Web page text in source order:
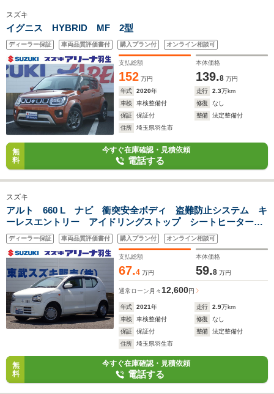
スズキ
イグニス HYBRID MF 2型
ディーラー保証 車両品質評価書付 購入プラン付 オンライン相談可
支払総額
152 万円
本体価格
139.8 万円
年式
2020年 走行 2.3万km
車検
車検整備付 修復
なし
保証
保証付 整備
法定整備付
住所
埼玉県羽生市
無
料
今すぐ在庫確認・見積依頼
電話する
スズキ
アルト 660 L ナビ 衝突安全ボディ 盗難防止システム キ
ーレスエントリー アイドリングストップ シートヒーター
CD パワーウィンドウ パワーステアリング エアコン
ABS ESC ドアバイザー ドライブレコーダー
ディーラー保証 車両品質評価書付 購入プラン付 オンライン相談可
支払総額
67.4 万円
本体価格
59.8 万円
通常ローン 月々 12,600円
年式 2021年 走行 2.9万km
車検
車検整備付 修復
なし
保証
保証付 整備
法定整備付
住所
埼玉県羽生市
無
料
今すぐ在庫確認・見積依頼
電話する